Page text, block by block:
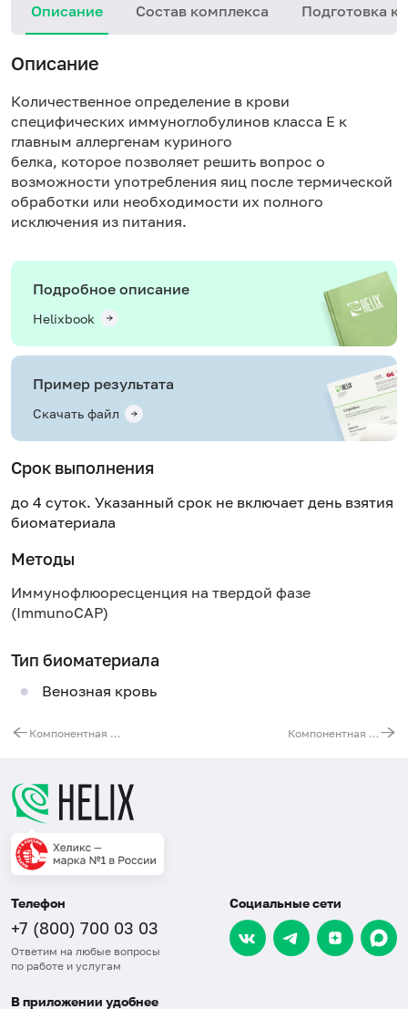
Описание Состав комплекса Подготовка к
Описание
Количественное определение в крови
специфических иммуноглобулинов класса E к
главным аллергенам куриного
белка, которое позволяет решить вопрос о
возможности употребления яиц после термической
обработки или необходимости их полного
исключения из питания.
Подробное описание
Helixbook
Пример результата
Скачать файл
Срок выполнения
до 4 суток. Указанный срок не включает день взятия
биоматериала
Методы
Иммунофлюоресценция на твердой фазе
(ImmunoCAP)
Тип биоматериала
Венозная кровь
Компонентная диагностика аллергии на молоко Компонентная диагностика аллергии на фрукты (персик)
Телефон
+7 (800) 700 03 03
Ответим на любые вопросы
по работе и услугам
Социальные сети
В приложении удобнее